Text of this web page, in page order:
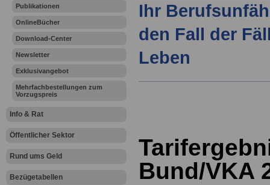
Publikationen
OnlineBücher
Download-Center
Newsletter
Exklusivangebot
Mehrfachbestellungen zum
Vorzugspreis
Info & Rat
Öffentlicher Sektor
Rund ums Geld
Bezügetabellen
Ihr
den Fall der
Leben
Bund/VKA